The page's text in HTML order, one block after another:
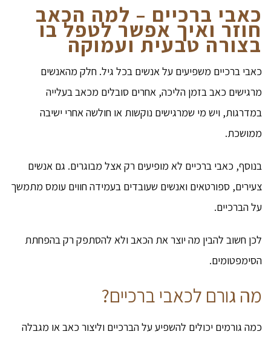
כאבי ברכיים – למה הכאב
חוזר ואיך אפשר לטפל בו
בצורה טבעית ועמוקה
כאבי ברכיים משפיעים על אנשים בכל גיל. חלק מהאנשים
מרגישים כאב בזמן הליכה, אחרים סובלים מכאב בעלייה
במדרגות, ויש מי שמרגישים נוקשות או חולשה אחרי ישיבה
ממושכת.
בנוסף, כאבי ברכיים לא מופיעים רק אצל מבוגרים. גם אנשים
צעירים, ספורטאים ואנשים שעובדים בעמידה חווים עומס מתמשך
על הברכיים.
לכן חשוב להבין מה יוצר את הכאב ולא להסתפק רק בהפחתת
הסימפטומים.
מה גורם לכאבי ברכיים?
כמה גורמים יכולים להשפיע על הברכיים וליצור כאב או מגבלה